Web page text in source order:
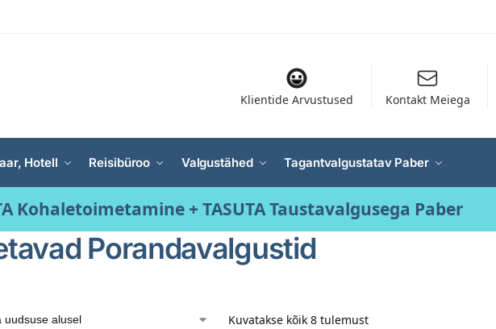
Klientide Arvustused Kontakt Meiega
Hotell Reisibüroo Valgustähed Tagantvalgustatav Paber
Kohaletoimetamine + TASUTA Taustavalgusega Paber
Porandavalgustid
Kuvatakse kõik 8 tulemust